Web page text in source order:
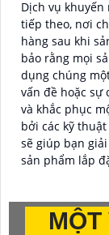
Dịch vụ
tiếp theo, nơi
hàng sau khi
bảo rằng mọi
dụng chúng
vấn đề hoặc sự
và khắc phục
bởi các kỹ
sẽ giúp bạn
sản phẩm lắp